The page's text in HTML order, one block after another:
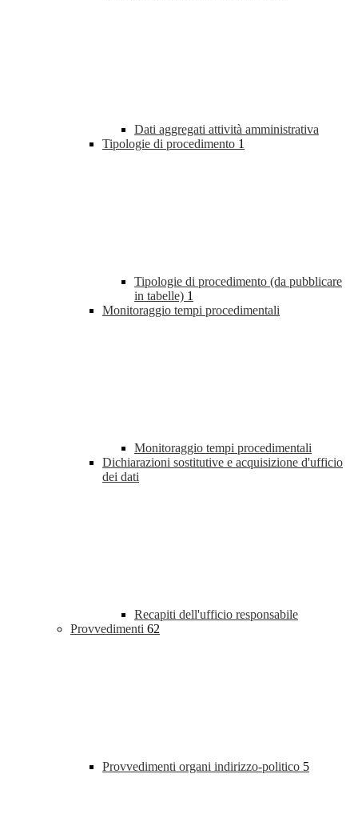
Dati aggregati attività amministrativa
Tipologie di procedimento 1
Tipologie di procedimento (da pubblicare
in tabelle) 1
Monitoraggio tempi procedimentali
Monitoraggio tempi procedimentali
Dichiarazioni sostitutive e acquisizione d'ufficio
dei dati
Recapiti dell'ufficio responsabile
Provvedimenti 62
Provvedimenti organi indirizzo-politico 5